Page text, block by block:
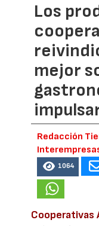
Los
mejor
Redacción
1064
Cooperativas